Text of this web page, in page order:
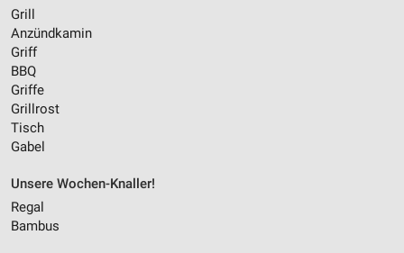
Grill
Anzündkamin
Griff
BBQ
Griffe
Grillrost
Tisch
Gabel
Unsere Wochen-Knaller!
Regal
Bambus